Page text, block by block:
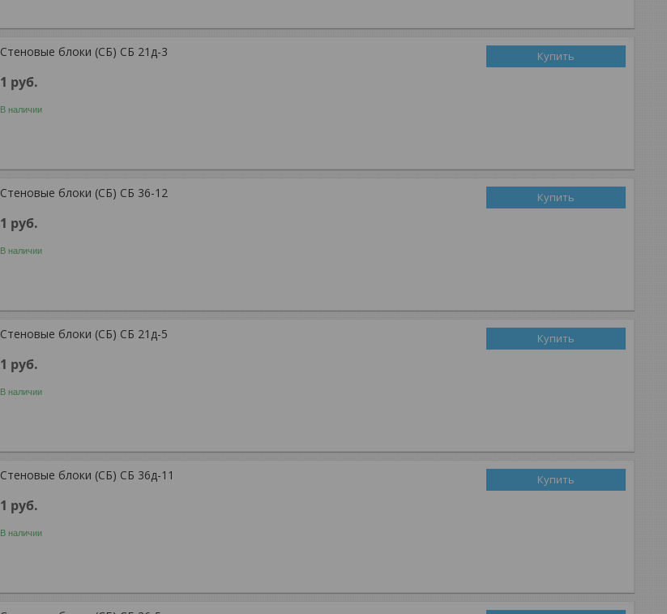
Купить
Стеновые блоки (СБ) СБ 21д-3
1 руб.
В наличии
Купить
Стеновые блоки (СБ) СБ 36-12
1 руб.
В наличии
Купить
Стеновые блоки (СБ) СБ 21д-5
1 руб.
В наличии
Купить
Стеновые блоки (СБ) СБ 36д-11
1 руб.
В наличии